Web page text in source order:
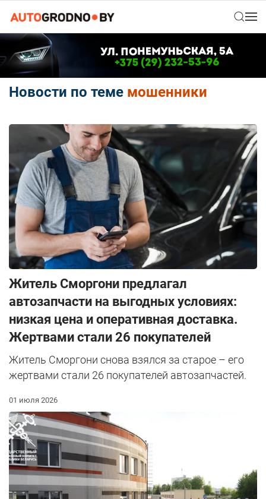
Новости по теме мошенники
Житель Сморгони предлагал
автозапчасти на выгодных условиях:
низкая цена и оперативная доставка.
Жертвами стали 26 покупателей
Житель Сморгони снова взялся за старое – его
жертвами стали 26 покупателей автозапчастей.
01 июля 2026